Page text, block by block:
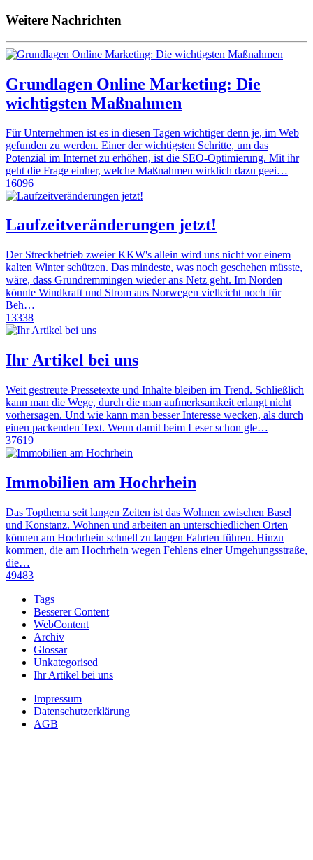
Weitere Nachrichten
Grundlagen Online Marketing: Die
wichtigsten Maßnahmen
Für Unternehmen ist es in diesen Tagen wichtiger denn je, im Web
gefunden zu werden. Einer der wichtigsten Schritte, um das
Potenzial im Internet zu erhöhen, ist die SEO-Optimierung. Mit ihr
geht die Frage einher, welche Maßnahmen wirklich dazu geei…
16096
Laufzeitveränderungen jetzt!
Der Streckbetrieb zweier KKW's allein wird uns nicht vor einem
kalten Winter schützen. Das mindeste, was noch geschehen müsste,
wäre, dass Grundremmingen wieder ans Netz geht. Im Norden
könnte Windkraft und Strom aus Norwegen vielleicht noch für
Beh…
13338
Ihr Artikel bei uns
Weit gestreute Pressetexte und Inhalte bleiben im Trend. Schließlich
kann man die Wege, durch die man aufmerksamkeit erlangt nicht
vorhersagen. Und wie kann man besser Interesse wecken, als durch
einen packenden Text. Wenn damit beim Leser schon gle…
37619
Immobilien am Hochrhein
Das Topthema seit langen Zeiten ist das Wohnen zwischen Basel
und Konstanz. Wohnen und arbeiten an unterschiedlichen Orten
können am Hochrhein schnell zu langen Fahrten führen. Hinzu
kommen, die am Hochrhein wegen Fehlens einer Umgehungsstraße,
die…
49483
Tags
Besserer Content
WebContent
Archiv
Glossar
Unkategorised
Ihr Artikel bei uns
Impressum
Datenschutzerklärung
AGB